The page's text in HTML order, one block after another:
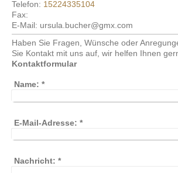
Telefon: 15224335104
Fax:
E-Mail: ursula.bucher@gmx.com
Haben Sie Fragen, Wünsche oder
Sie Kontakt mit uns auf, wir helfen Ihnen
Kontaktformular
Name: *
E-Mail-Adresse: *
Nachricht: *